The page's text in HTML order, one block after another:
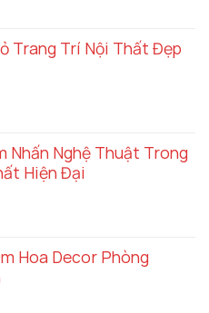
Trang Trí Nội Thất Đẹp
Nhấn Nghệ Thuật Trong
Hiện Đại
Hoa Decor Phòng